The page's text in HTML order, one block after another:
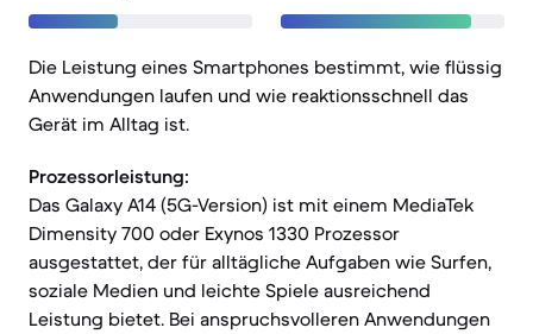
Die Leistung eines Smartphones bestimmt, wie flüssig
Anwendungen laufen und wie reaktionsschnell das
Gerät im Alltag ist.
Prozessorleistung:
Das Galaxy A14 (5G-Version) ist mit einem MediaTek
Dimensity 700 oder Exynos 1330 Prozessor
ausgestattet, der für alltägliche Aufgaben wie Surfen,
soziale Medien und leichte Spiele ausreichend
Leistung bietet. Bei anspruchsvolleren Anwendungen